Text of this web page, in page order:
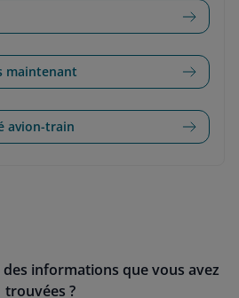
maintenant
avion-train
informations que vous avez
trouvées ?